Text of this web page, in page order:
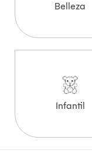
Belleza
Infantil